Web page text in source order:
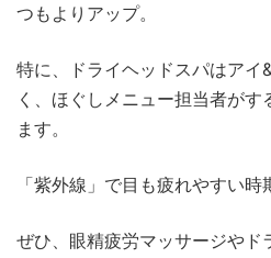
つもよりアップ。
特に、ドライヘッドスパはアイ
く、ほぐしメニュー担当者が
ます。
「紫外線」で目も疲れやすい時
ぜひ、眼精疲労マッサージやド